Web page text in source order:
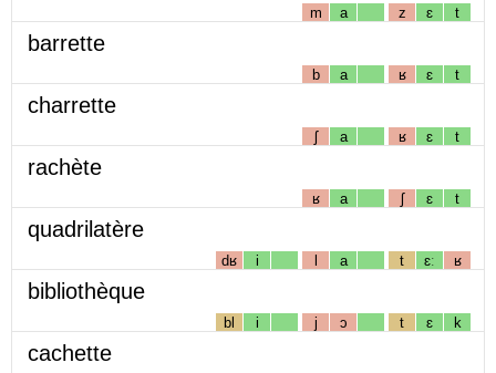
m a z ɛ t
barrette
b a ʁ ɛ t
charrette
ʃ a ʁ ɛ t
rachète
ʁ a ʃ ɛ t
quadrilatère
dʁ i l a t ɛː ʁ
bibliothèque
bl i j ɔ t ɛ k
cachette